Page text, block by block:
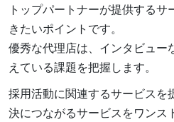
トップパートナーが提供する
きたいポイントです。
優秀な代理店は、インタビュー
えている課題を把握します。
採用活動に関連するサービスを
決につながるサービスをワンス